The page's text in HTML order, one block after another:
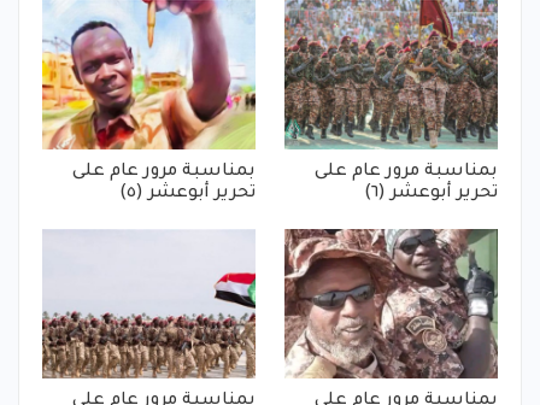
بمناسبة مرور عام على
تحرير أبوعشر (٦)
بمناسبة مرور عام على
تحرير أبوعشر (٥)